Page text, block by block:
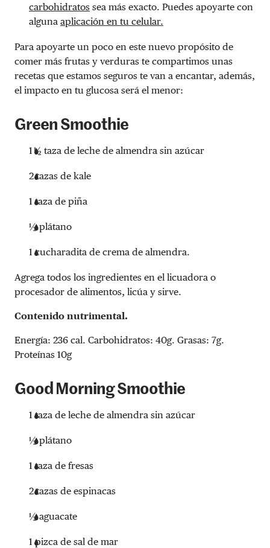
carbohidratos sea más exacto. Puedes apoyarte con
alguna aplicación en tu celular.
Para apoyarte un poco en este nuevo propósito de
comer más frutas y verduras te compartimos unas
recetas que estamos seguros te van a encantar, además,
el impacto en tu glucosa será el menor:
Green Smoothie
1 ½ taza de leche de almendra sin azúcar
2 tazas de kale
1 taza de piña
½ plátano
1 cucharadita de crema de almendra.
Agrega todos los ingredientes en el licuadora o
procesador de alimentos, licúa y sirve.
Contenido nutrimental.
Energía: 236 cal. Carbohidratos: 40g. Grasas: 7g.
Proteínas 10g
Good Morning Smoothie
1 taza de leche de almendra sin azúcar
½ plátano
1 taza de fresas
2 tazas de espinacas
½ aguacate
1 pizca de sal de mar